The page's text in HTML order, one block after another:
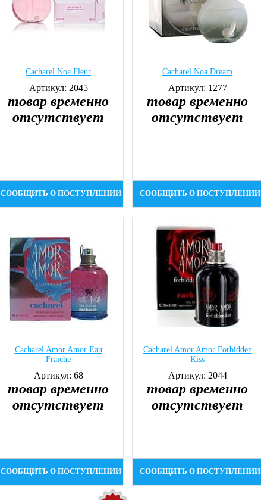
Cacharel Noa Fleur
Артикул: 2045
товар временно
отсутствует
СООБЩИТЬ О ПОСТУПЛЕНИИ
Cacharel Noa Dream
Артикул: 1277
товар временно
отсутствует
СООБЩИТЬ О ПОСТУПЛЕНИИ
Cacharel Amor Amor Eau
Fraiche
Артикул: 68
товар временно
отсутствует
СООБЩИТЬ О ПОСТУПЛЕНИИ
Cacharel Amor Amor Forbidden
Kiss
Артикул: 2044
товар временно
отсутствует
СООБЩИТЬ О ПОСТУПЛЕНИИ